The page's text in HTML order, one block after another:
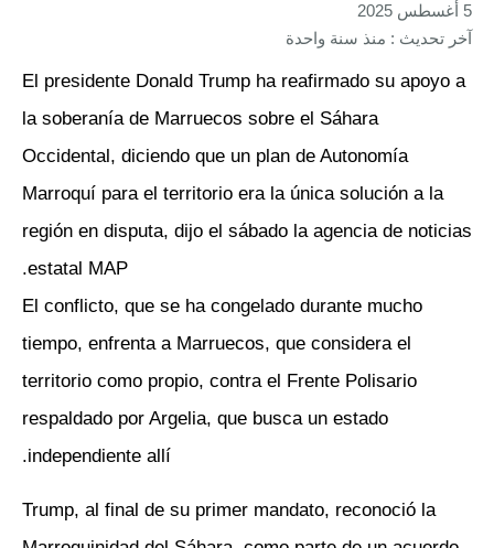
5 أغسطس 2025
آخر تحديث : منذ سنة واحدة
El presidente Donald Trump ha reafirmado su apoyo a
la soberanía de Marruecos sobre el Sáhara
Occidental, diciendo que un plan de Autonomía
Marroquí para el territorio era la única solución a la
región en disputa, dijo el sábado la agencia de noticias
estatal MAP.
El conflicto, que se ha congelado durante mucho
tiempo, enfrenta a Marruecos, que considera el
territorio como propio, contra el Frente Polisario
respaldado por Argelia, que busca un estado
independiente allí.
Trump, al final de su primer mandato, reconoció la